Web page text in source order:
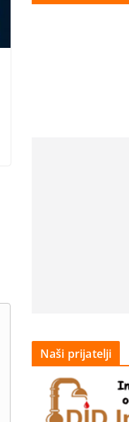
Naši prijatelji